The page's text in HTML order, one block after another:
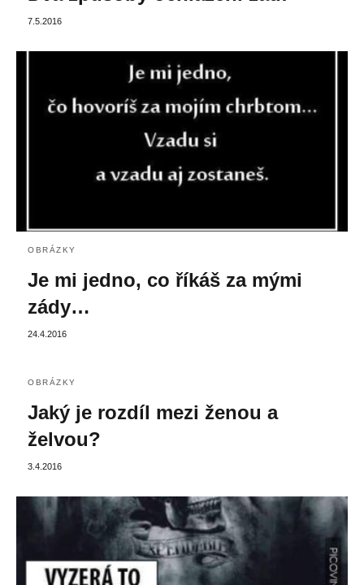
7.5.2016
OBRÁZKY
Je mi jedno, co říkáš za mými
zády…
24.4.2016
OBRÁZKY
Jaký je rozdíl mezi ženou a
želvou?
3.4.2016